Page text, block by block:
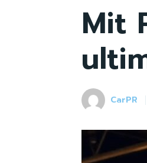
Mit
CarPR